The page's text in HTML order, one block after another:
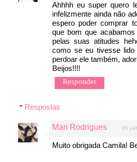
Ahhhh eu super quero
infelizmente ainda não
espero poder comprar
que bom que
pelas suas atitudes
como se eu tivesse
perdoar ele também,
Beijos!!!!
Responder
Respostas
Mari Rodrigues 03
Muito obrigada Camila!